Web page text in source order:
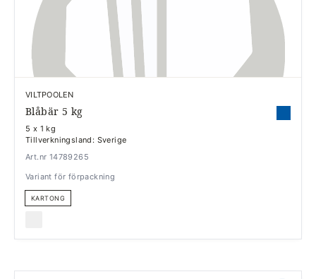
VILTPOOLEN
Blåbär 5 kg
5 x 1 kg
Tillverkningsland: Sverige
Art.nr 14789265
Variant för förpackning
KARTONG